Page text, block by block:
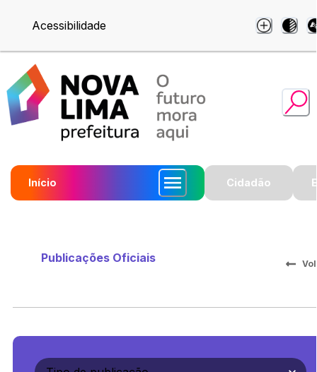
Acessibilidade
Início Cidadão
Publicações Oficiais